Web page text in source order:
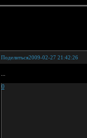
Поделиться2009-02-27 21:42:26
0